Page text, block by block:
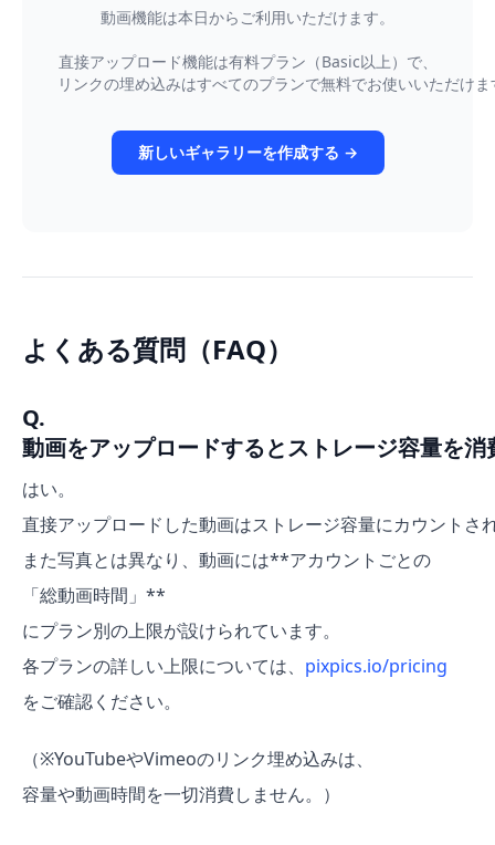
動画機能は本日からご利用いただけます。
直接アップロード機能は有料プラン（Basic以上）で、
リンクの埋め込みはすべてのプランで無料でお使いいただけま
新しいギャラリーを作成する →
よくある質問（FAQ）
Q.
動画をアップロードするとストレージ容量を消
はい。
直接アップロードした動画はストレージ容量にカウントさ
また写真とは異なり、動画には**アカウントごとの
「総動画時間」**
にプラン別の上限が設けられています。
各プランの詳しい上限については、 pixpics.io/pricing
をご確認ください。
（※YouTubeやVimeoのリンク埋め込みは、
容量や動画時間を一切消費しません。）